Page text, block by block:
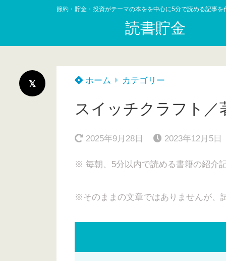
節約・貯金・投資がテーマの本をを中心に5分で読める記事を
読書貯金
ホーム カテゴリー
スイッチクラフト
2025年9月28日 2023年12月5日
※ 毎朝、5分以内で読める書籍の紹介
※そのままの文章ではありませんが、